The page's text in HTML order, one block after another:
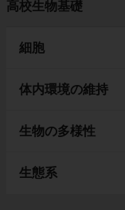
高校生物基礎
細胞
体内環境の維持
生物の多様性
生態系